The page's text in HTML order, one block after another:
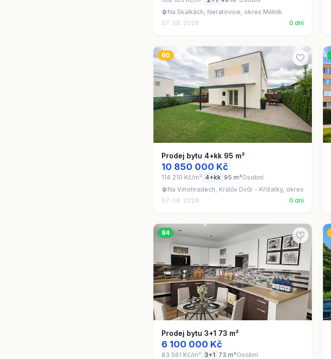
Na Skalkách, Neratovice, okres Mělník
07. 08. 2026
0 dní
60
Prodej bytu 4+kk 95 m²
10 850 000 Kč
114 210 Kč/m² 4+kk 95 m²Osobní
Na Vinohradech, Králův Dvůr - Křižatky, okres Beroun
07. 08. 2026
0 dní
84
Prodej bytu 3+1 73 m²
6 100 000 Kč
83 561 Kč/m² 3+1 73 m²Osobní